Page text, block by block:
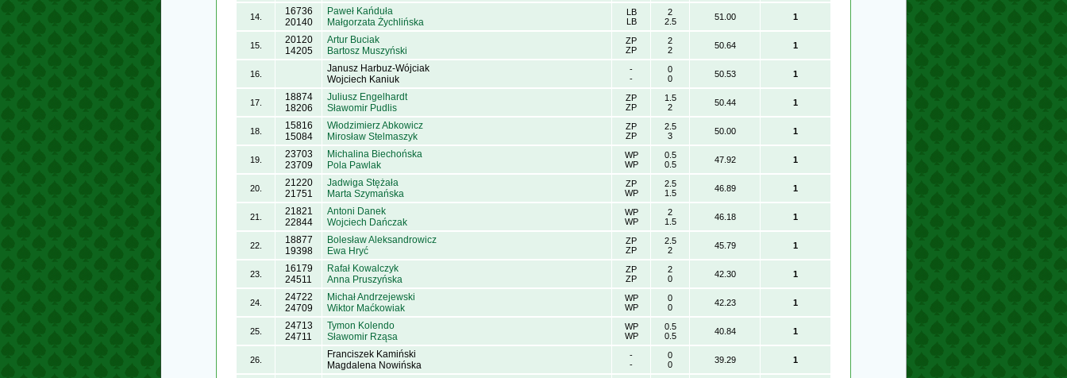
14.
16736
20140
Paweł Kańduła
Małgorzata Żychlińska
LB
LB
2
2.5
51.00 1
15.
20120
14205
Artur Buciak
Bartosz Muszyński
ZP
ZP
2
2
50.64 1
16.
Janusz Harbuz-Wójciak
Wojciech Kaniuk
-
-
0
0
50.53 1
17.
18874
18206
Juliusz Engelhardt
Sławomir Pudlis
ZP
ZP
1.5
2
50.44 1
18.
15816
15084
Włodzimierz Abkowicz
Mirosław Stelmaszyk
ZP
ZP
2.5
3
50.00 1
19.
23703
23709
Michalina Biechońska
Pola Pawlak
WP
WP
0.5
0.5
47.92 1
20.
21220
21751
Jadwiga Stężała
Marta Szymańska
ZP
WP
2.5
1.5
46.89 1
21.
21821
22844
Antoni Danek
Wojciech Dańczak
WP
WP
2
1.5
46.18 1
22.
18877
19398
Bolesław Aleksandrowicz
Ewa Hryć
ZP
ZP
2.5
2
45.79 1
23.
16179
24511
Rafał Kowalczyk
Anna Pruszyńska
ZP
ZP
2
0
42.30 1
24.
24722
24709
Michał Andrzejewski
Wiktor Maćkowiak
WP
WP
0
0
42.23 1
25.
24713
24711
Tymon Kolendo
Sławomir Rząsa
WP
WP
0.5
0.5
40.84 1
26.
Franciszek Kamiński
Magdalena Nowińska
-
-
0
0
39.29 1